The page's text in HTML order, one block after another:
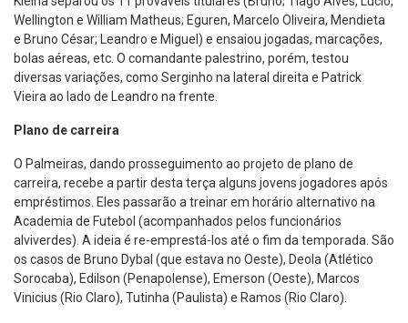
Wellington e William Matheus; Eguren, Marcelo Oliveira, Mendieta
e Bruno César; Leandro e Miguel) e ensaiou jogadas, marcações,
bolas aéreas, etc. O comandante palestrino, porém, testou
diversas variações, como Serginho na lateral direita e Patrick
Vieira ao lado de Leandro na frente.
Plano de carreira
O Palmeiras, dando prosseguimento ao projeto de plano de
carreira, recebe a partir desta terça alguns jovens jogadores após
empréstimos. Eles passarão a treinar em horário alternativo na
Academia de Futebol (acompanhados pelos funcionários
alviverdes). A ideia é re-emprestá-los até o fim da temporada. São
os casos de Bruno Dybal (que estava no Oeste), Deola (Atlético
Sorocaba), Edilson (Penapolense), Emerson (Oeste), Marcos
Vinicius (Rio Claro), Tutinha (Paulista) e Ramos (Rio Claro).